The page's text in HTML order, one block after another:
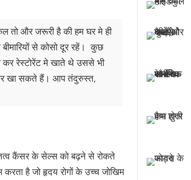
तो और जरूरी है की हम घर मे ही
से कोसो दूर रहें। कुछ
कर रेस्टोरेंट मे खाते थे उससे भी
कर खा सकते हैं। आप तंदुरुस्त,
कैंसर के सेल्स को बढ़ने से रोकते
है जो हृदय रोगों के उच्च जोखिम